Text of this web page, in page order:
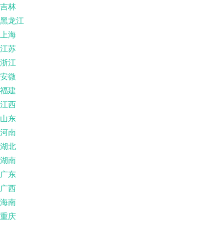
吉林
黑龙江
上海
江苏
浙江
安微
福建
江西
山东
河南
湖北
湖南
广东
广西
海南
重庆